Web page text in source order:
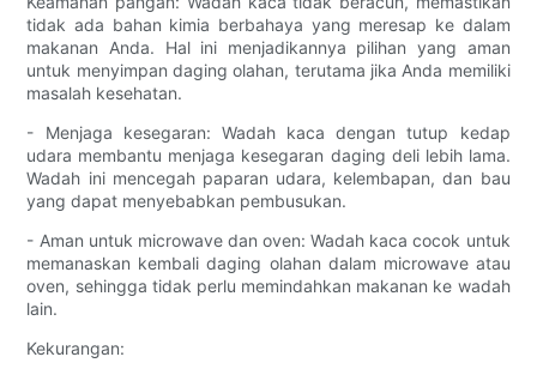
tidak ada bahan kimia berbahaya yang meresap ke dalam
makanan Anda. Hal ini menjadikannya pilihan yang aman
untuk menyimpan daging olahan, terutama jika Anda memiliki
masalah kesehatan.
- Menjaga kesegaran: Wadah kaca dengan tutup kedap
udara membantu menjaga kesegaran daging deli lebih lama.
Wadah ini mencegah paparan udara, kelembapan, dan bau
yang dapat menyebabkan pembusukan.
- Aman untuk microwave dan oven: Wadah kaca cocok untuk
memanaskan kembali daging olahan dalam microwave atau
oven, sehingga tidak perlu memindahkan makanan ke wadah
lain.
Kekurangan: